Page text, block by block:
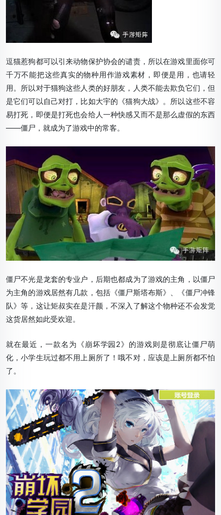
逗猫惹狗都可以引来动物保护协会的谴责，所以在游戏里面你可
千万不能把这些真实的物种用作游戏素材，即便是用，也请轻
用。所以对于猫狗这些人类的好朋友，人类不能去欺负它们，但
是它们可以自己对打，比如大宇的《猫狗大战》。所以这些不容
易打死，即便是打死也会给人一种快感又而不是那么虚假的东西
——僵尸，就成为了游戏中的常客。
僵尸不光是龙套的专业户，后期也都成为了游戏的主角，以僵尸
为主角的游戏居然有几款，包括《僵尸斯塔布斯》、《僵尸冲锋
队》等，这让矩叔实在是汗颜，不深入了解这个物种还不会发觉
这货居然如此受欢迎。
就在最近，一款名为《崩坏学园2》的游戏则是彻底让僵尸萌
化，小学生玩过都不用上厕所了！哦不对，应该是上厕所都不怕
了。